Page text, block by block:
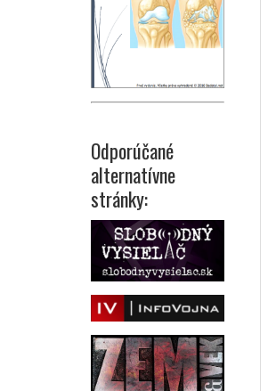
Odporúčané
alternatívne
stránky: